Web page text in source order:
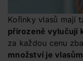
Kořínky vlasů mají
přirozeně vylučují
za každou cenu
množství je